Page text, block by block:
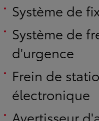
Système de
Système de
d'urgence
Frein de
électronique
Avertisseur